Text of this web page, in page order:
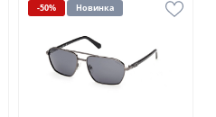
-50% Новинка